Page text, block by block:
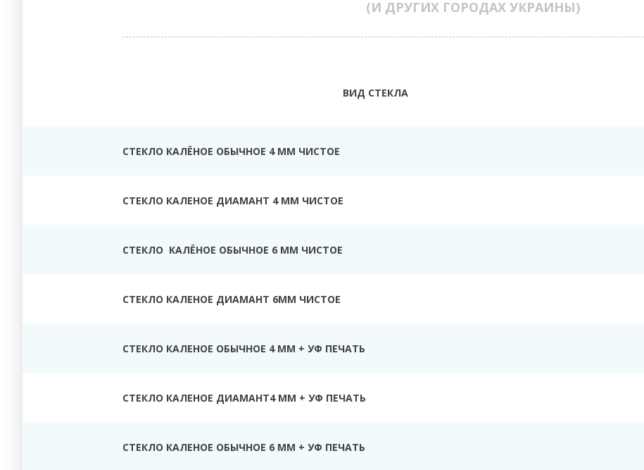
(И ДРУГИХ ГОРОДАХ УКРАИНЫ)
ВИД СТЕКЛА
СТЕКЛО КАЛЁНОЕ ОБЫЧНОЕ 4 ММ ЧИСТОЕ
СТЕКЛО КАЛЕНОЕ ДИАМАНТ 4 ММ ЧИСТОЕ
СТЕКЛО КАЛЁНОЕ ОБЫЧНОЕ 6 ММ ЧИСТОЕ
СТЕКЛО КАЛЕНОЕ ДИАМАНТ 6ММ ЧИСТОЕ
СТЕКЛО КАЛЕНОЕ ОБЫЧНОЕ 4 ММ + УФ ПЕЧАТЬ
СТЕКЛО КАЛЕНОЕ ДИАМАНТ4 ММ + УФ ПЕЧАТЬ
СТЕКЛО КАЛЕНОЕ ОБЫЧНОЕ 6 ММ + УФ ПЕЧАТЬ